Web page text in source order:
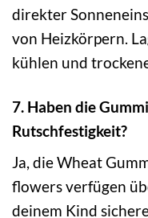
direkter
von Heizkörpern.
kühlen und
7. Haben die
Rutschfestigkeit?
Ja, die Wheat
flowers verfügen
deinem Kind